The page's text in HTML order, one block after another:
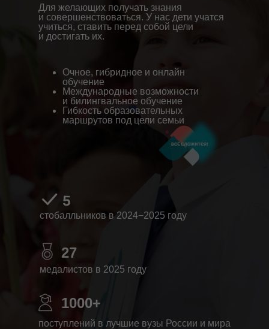
Очное, гибридное и онлайн
обучение
Международные возможности
и билингвальное обучение
Гибкость образовательных
маршрутов под цели семьи
Для желающих получать знания
и совершенствоваться. У нас дети учатся
учиться, ставить перед собой цели
и достигать их.
поступлений в лучшие вузы России и мира
стобалльников в 2024−2025 году
медалистов в 2025 году
5
27
1000+